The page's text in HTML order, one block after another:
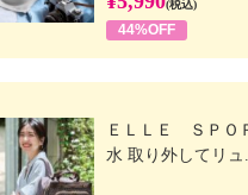
(税込)
44%OFF
ＥＬＬＥ ＳＰＯ
水 取り外してリュ